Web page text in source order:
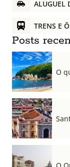
ALUGUEL
TRENS E
Posts
O
O